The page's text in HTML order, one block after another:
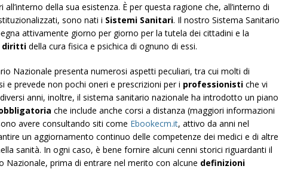
della sua esistenza. È per questa ragione che, all’interno di
sono nati i Sistemi Sanitari. Il nostro Sistema Sanitario
attivamente giorno per giorno per la tutela dei cittadini e la
diritti della cura fisica e psichica di ognuno di essi.
Nazionale presenta numerosi aspetti peculiari, tra cui molti di
e prevede non pochi oneri e prescrizioni per i professionisti che vi
anni, inoltre, il sistema sanitario nazionale ha introdotto un piano
che include anche corsi a distanza (maggiori informazioni
avere consultando siti come Ebookecm.it, attivo da anni nel
un aggiornamento continuo delle competenze dei medici e di altre
sanità. In ogni caso, è bene fornire alcuni cenni storici riguardanti il
Nazionale, prima di entrare nel merito con alcune definizioni